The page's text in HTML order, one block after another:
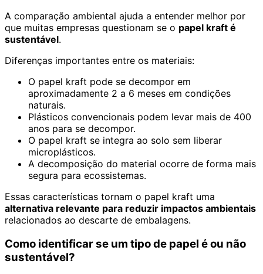
A comparação ambiental ajuda a entender melhor por
que muitas empresas questionam se o papel kraft é
sustentável.
Diferenças importantes entre os materiais:
O papel kraft pode se decompor em
aproximadamente 2 a 6 meses em condições
naturais.
Plásticos convencionais podem levar mais de 400
anos para se decompor.
O papel kraft se integra ao solo sem liberar
microplásticos.
A decomposição do material ocorre de forma mais
segura para ecossistemas.
Essas características tornam o papel kraft uma
alternativa relevante para reduzir impactos ambientais
relacionados ao descarte de embalagens.
Como identificar se um tipo de papel é ou não
sustentável?